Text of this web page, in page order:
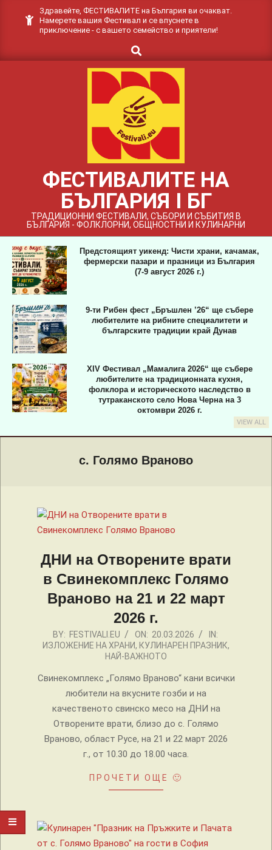
Здравейте, ФЕСТИВАЛИТЕ на България ви очакват.
Намерете вашия Фестивал и се впуснете в
приключение - с вашето семейство и приятели!
Search
ФЕСТИВАЛИТЕ НА
БЪЛГАРИЯ I БГ
ТРАДИЦИОННИ ФЕСТИВАЛИ, СЪБОРИ И СЪБИТИЯ В
БЪЛГАРИЯ - ФОЛКЛОРНИ, ОБЩНОСТНИ И КУЛИНАРНИ
Предстоящият уикенд: Чисти храни, качамак,
фермерски пазари и празници из България
(7-9 август 2026 г.)
9-ти Рибен фест „Бръшлен ’26“ ще събере
любителите на рибните специалитети и
българските традиции край Дунав
XIV Фестивал „Мамалига 2026“ ще събере
любителите на традиционната кухня,
фолклора и историческото наследство в
тутраканското село Нова Черна на 3
октомври 2026 г.
VIEW ALL
с. Голямо Враново
ДНИ на Отворените врати
в Свинекомплекс Голямо
Враново на 21 и 22 март
2026 г.
2026-
03-
BY: FESTIVALI.EU ON: 20.03.2026
IN:
ИЗЛОЖЕНИЕ НА ХРАНИ, КУЛИНАРЕН ПРАЗНИК,
НАЙ-ВАЖНОТО
Свинекомплекс „Голямо Враново“ кани всички
любители на вкусните гозби и на
качественото свинско месо на ДНИ на
Отворените врати, близо до с. Голямо
Враново, област Русе, на 21 и 22 март 2026
г., от 10.30 до 18.00 часа.
ПРОЧЕТИ ОЩЕ 🙂